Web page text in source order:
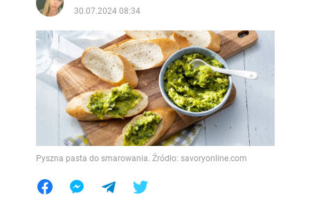
30.07.2024 08:34
Pyszna pasta do smarowania. Źródło: savoryonline.com